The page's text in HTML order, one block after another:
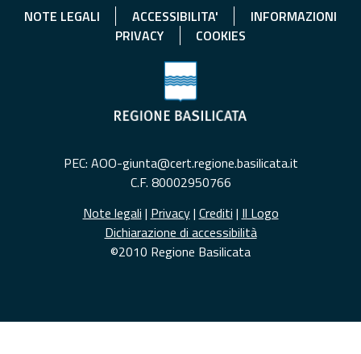
NOTE LEGALI ACCESSIBILITA'
INFORMAZIONI
PRIVACY
COOKIES
PEC: AOO-giunta@cert.regione.basilicata.it
C.F. 80002950766
Note legali | Privacy| Crediti | Il Logo
Dichiarazione di accessibilità
©2010 Regione Basilicata